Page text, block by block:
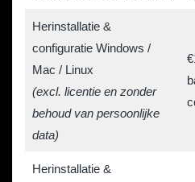
Herinstallatie &
configuratie Windows /
Mac / Linux
(excl. licentie en zonder
behoud van persoonlijke
data)
Herinstallatie &